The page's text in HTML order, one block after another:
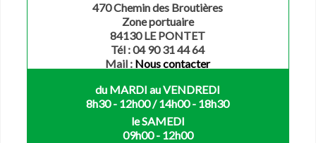
470 Chemin des Broutières
Zone portuaire
84130 LE PONTET
Tél : 04 90 31 44 64
Mail : Nous contacter
du MARDI au VENDREDI
8h30 - 12h00 / 14h00 - 18h30
le SAMEDI
09h00 - 12h00